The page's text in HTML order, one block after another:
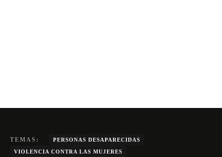
TEMAS:
PERSONAS DESAPARECIDAS
VIOLENCIA CONTRA LAS MUJERES